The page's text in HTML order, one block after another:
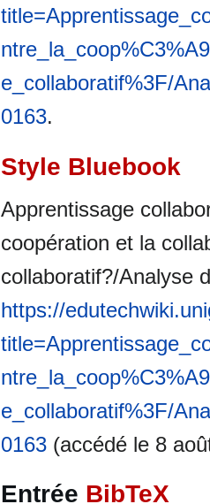
e_collaboratif%3F/
0163.
Style Bluebook
Apprentissage
coopération et la
collaboratif?/Analyse
https://
e_collaboratif%3F/
0163 (accédé le 8
Entrée BibTeX